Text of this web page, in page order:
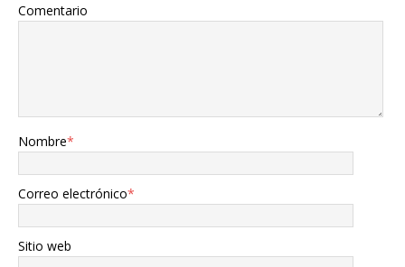
Comentario
Nombre*
Correo electrónico*
Sitio web